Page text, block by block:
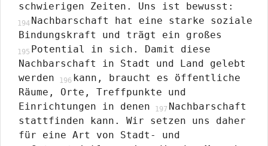
schwierigen Zeiten. Uns ist bewusst:
Nachbarschaft hat eine starke soziale
Bindungskraft und trägt ein großes
Potential in sich. Damit diese
Nachbarschaft in Stadt und Land gelebt
werden
kann, braucht es öffentliche
Räume, Orte, Treffpunkte und
Einrichtungen in denen
Nachbarschaft
stattfinden kann. Wir setzen uns daher
für eine Art von Stadt- und